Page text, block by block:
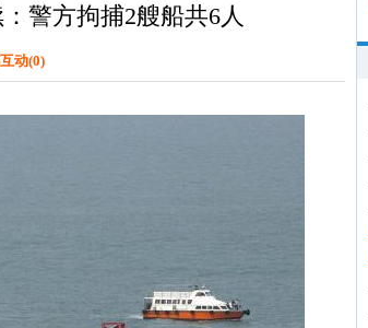
警方拘捕2艘船共6人
动(0)